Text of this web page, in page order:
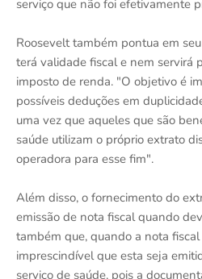
serviço que não foi efetivamente
Roosevelt também pontua em
terá validade fiscal e nem servirá
imposto de renda. "O objetivo é
possíveis deduções em
uma vez que aqueles que são
saúde utilizam o próprio extrato
operadora para esse fim".
Além disso, o fornecimento do
emissão de nota fiscal quando
também que, quando a nota
imprescindível que esta seja
serviço de saúde, pois a